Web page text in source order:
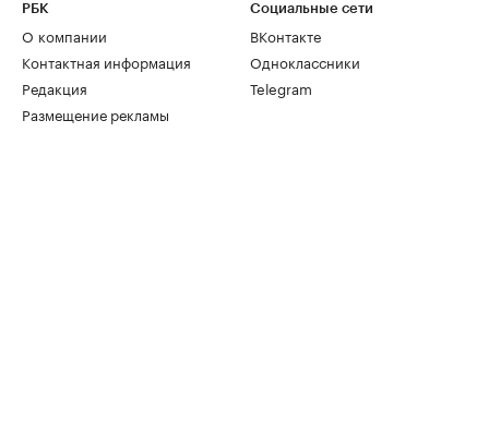
РБК
О компании
Контактная информация
Редакция
Размещение рекламы
Социальные сети
ВКонтакте
Одноклассники
Telegram